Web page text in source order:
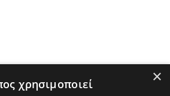
×
χρησιμοποιεί